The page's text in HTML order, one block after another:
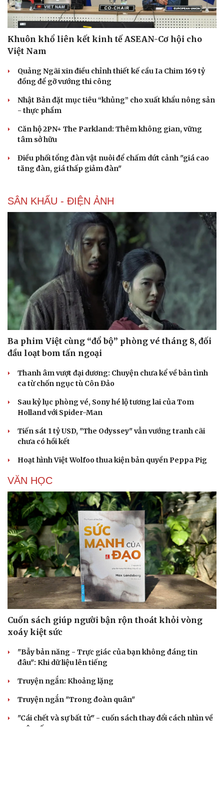
Cải chính
Khuôn khổ liên kết kinh tế ASEAN-Cơ hội cho
Việt Nam
Quảng Ngãi xin điều chỉnh thiết kế cầu Ia Chim 169 tỷ
đồng để gỡ vướng thi công
Nhật Bản đặt mục tiêu “khủng” cho xuất khẩu nông sản
- thực phẩm
Căn hộ 2PN+ The Parkland: Thêm không gian, vững
tâm sở hữu
Điều phối tổng đàn vật nuôi để chấm dứt cảnh "giá cao
tăng đàn, giá thấp giảm đàn"
SÂN KHẤU - ĐIỆN ẢNH
Ba phim Việt cùng “đổ bộ” phòng vé tháng 8, đối
đầu loạt bom tấn ngoại
Thanh âm vượt đại dương: Chuyện chưa kể về bản tình
ca từ chốn ngục tù Côn Đảo
Sau kỷ lục phòng vé, Sony hé lộ tương lai của Tom
Holland với Spider-Man
Tiến sát 1 tỷ USD, "The Odyssey" vẫn vướng tranh cãi
chưa có hồi kết
Hoạt hình Việt Wolfoo thua kiện bản quyền Peppa Pig
VĂN HỌC
Cuốn sách giúp người bận rộn thoát khỏi vòng
xoáy kiệt sức
"Bẫy bản năng - Trực giác của bạn không đáng tin
đâu": Khi dữ liệu lên tiếng
Truyện ngắn: Khoảng lặng
Truyện ngắn "Trong đoàn quân"
"Cái chết và sự bất tử" - cuốn sách thay đổi cách nhìn về
cuộc sống